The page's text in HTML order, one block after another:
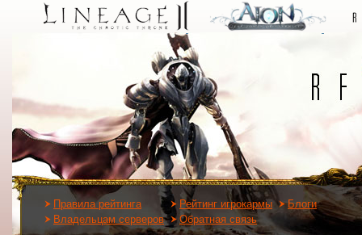
Правила рейтинга Рейтинг игрокармы
Блоги
Владельцам серверов
Обратная связь